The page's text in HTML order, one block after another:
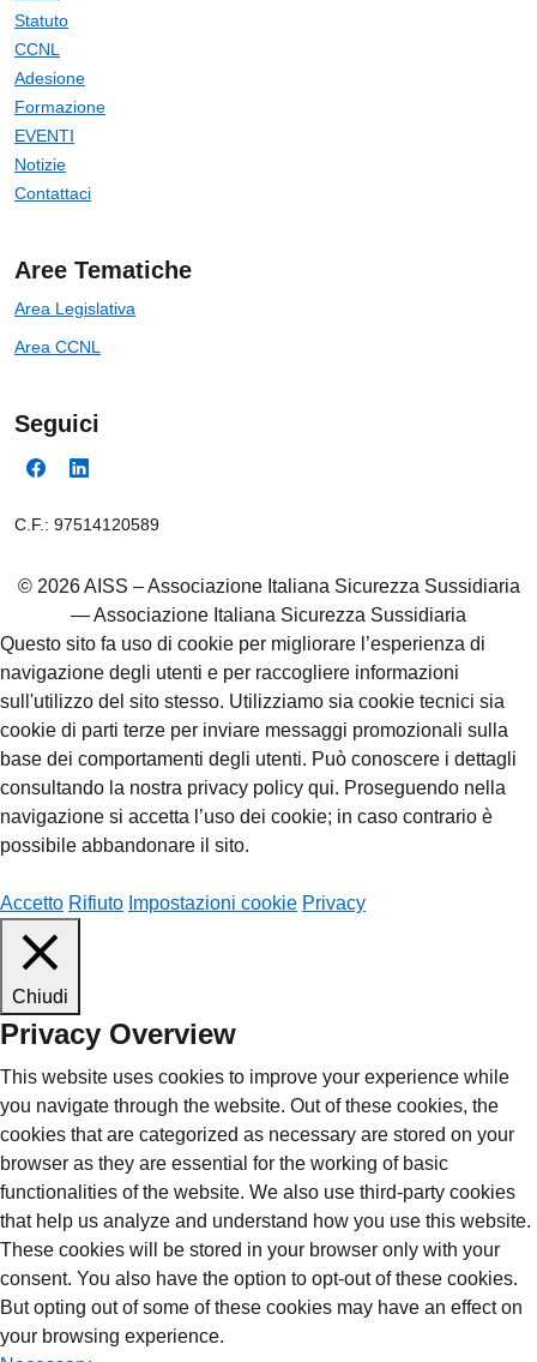
Statuto
CCNL
Adesione
Formazione
EVENTI
Notizie
Contattaci
Aree Tematiche
Area Legislativa
Area CCNL
Seguici
C.F.: 97514120589
© 2026 AISS – Associazione Italiana Sicurezza Sussidiaria
— Associazione Italiana Sicurezza Sussidiaria
Questo sito fa uso di cookie per migliorare l’esperienza di
navigazione degli utenti e per raccogliere informazioni
sull'utilizzo del sito stesso. Utilizziamo sia cookie tecnici sia
cookie di parti terze per inviare messaggi promozionali sulla
base dei comportamenti degli utenti. Può conoscere i dettagli
consultando la nostra privacy policy qui. Proseguendo nella
navigazione si accetta l’uso dei cookie; in caso contrario è
possibile abbandonare il sito.
Accetto Rifiuto Impostazioni cookie Privacy
Chiudi
Privacy Overview
This website uses cookies to improve your experience while
you navigate through the website. Out of these cookies, the
cookies that are categorized as necessary are stored on your
browser as they are essential for the working of basic
functionalities of the website. We also use third-party cookies
that help us analyze and understand how you use this website.
These cookies will be stored in your browser only with your
consent. You also have the option to opt-out of these cookies.
But opting out of some of these cookies may have an effect on
your browsing experience.